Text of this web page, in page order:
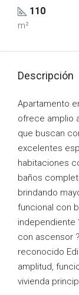
110
m²
Descripción
Apartamento
ofrece amplio
que buscan
excelentes
habitaciones
baños
brindando
funcional con
independiente
con ascensor
reconocido
amplitud,
vivienda